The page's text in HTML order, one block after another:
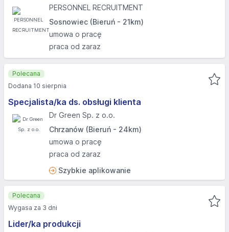
PERSONNEL RECRUITMENT
Sosnowiec (Bieruń - 21km)
umowa o pracę
praca od zaraz
Specjalista/ka ds. obsługi klienta
Dr Green Sp. z o.o.
Chrzanów (Bieruń - 24km)
umowa o pracę
praca od zaraz
Szybkie aplikowanie
Polecana
Dodana 10 sierpnia
Lider/ka produkcji
Polecana
Wygasa za 3 dni